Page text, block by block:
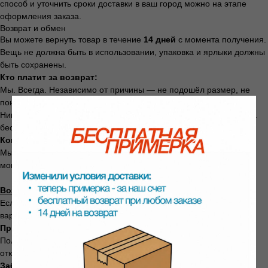
способ и уточнить сроки доставки в ваш город можно на этапе
оформления заказа.
Возврат и обмен
Вы можете вернуть товар в течение 14 дней с момента получения.
Вещь не должна быть в использовании, упаковка и ярлыки должны
быть сохранены.
Кто платит за возврат:
Мы. Всегда. Независимо от причины — не подошёл размер, не
понравился цвет, передумали, брак.
Никаких скрытых платежей. Даже если при заказе доставка была
бесплатной — мы ничего не удерживаем.
Когда придут деньги:
Мы вернём стоимость товара в течение3 рабочих дней
момента получения посылки на нашем складе.
Возврат через СДЭК
Если при заказе вы выбрали доставку СДЭК, у вас есть два
варианта:
Примерка сразу в ПВЗ
Получили посылку, примерили в пункте выдачи. Не подошло —
отказались на месте. Ничего оформлять не нужно.
Забрали домой и решили вернуть